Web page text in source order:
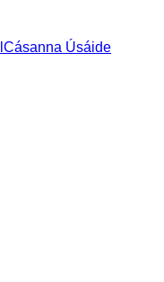
Cásanna Úsáide